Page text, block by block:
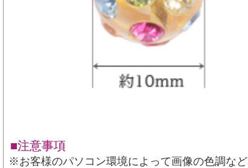
■注意事項
※お客様のパソコン環境によって画像の色調な